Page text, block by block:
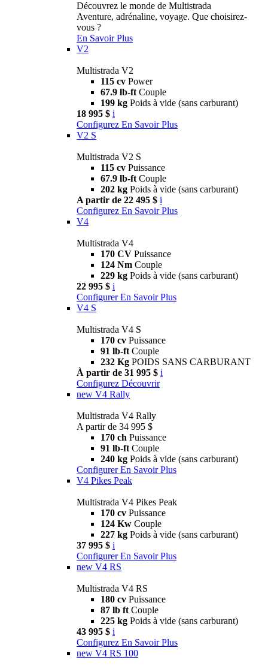
Découvrez le monde de Multistrada
Aventure, adrénaline, voyage. Que choisirez-
vous ?
En Savoir Plus
V2
Multistrada V2
115 cv Power
67.9 lb-ft Couple
199 kg Poids à vide (sans carburant)
18 995 $ i
Configurez En Savoir Plus
V2 S
Multistrada V2 S
115 cv Puissance
67.9 lb-ft Couple
202 kg Poids à vide (sans carburant)
A partir de 22 495 $ i
Configurez En Savoir Plus
V4
Multistrada V4
170 CV Puissance
124 Nm Couple
229 kg Poids à vide (sans carburant)
22 995 $ i
Configurer En Savoir Plus
V4 S
Multistrada V4 S
170 cv Puissance
91 lb-ft Couple
232 Kg POIDS SANS CARBURANT
À partir de 31 995 $ i
Configurez Découvrir
new V4 Rally
Multistrada V4 Rally
A partir de 34 995 $
170 ch Puissance
91 lb-ft Couple
240 kg Poids à vide (sans carburant)
Configurer En Savoir Plus
V4 Pikes Peak
Multistrada V4 Pikes Peak
170 cv Puissance
124 Kw Couple
227 kg Poids à vide (sans carburant)
37 995 $ i
Configurer En Savoir Plus
new V4 RS
Multistrada V4 RS
180 cv Puissance
87 lb ft Couple
225 kg Poids à vide (sans carburant)
43 995 $ i
Configurez En Savoir Plus
new V4 RS 100